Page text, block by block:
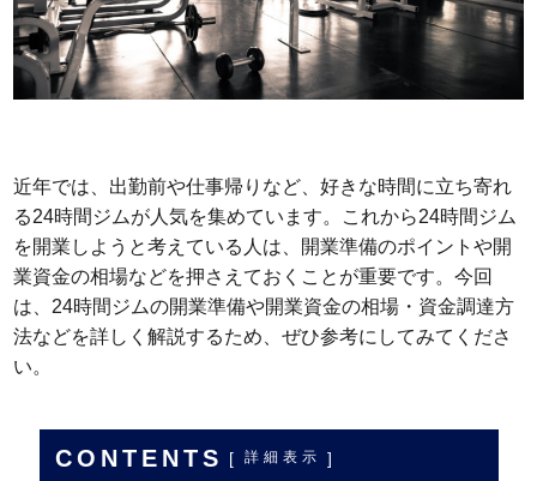
近年では、出勤前や仕事帰りなど、好きな時間に立ち寄れ
る24時間ジムが人気を集めています。これから24時間ジム
を開業しようと考えている人は、開業準備のポイントや開
業資金の相場などを押さえておくことが重要です。今回
は、24時間ジムの開業準備や開業資金の相場・資金調達方
法などを詳しく解説するため、ぜひ参考にしてみてくださ
い。
CONTENTS [ 詳細表示 ]